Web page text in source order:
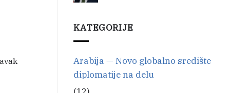
septembra
Iranska
nafta
KATEGORIJE
Arabija — Novo globalno središte
diplomatije na delu